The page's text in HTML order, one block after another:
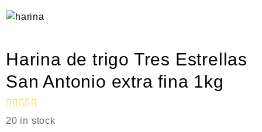
Harina de trigo Tres Estrellas
San Antonio extra fina 1kg
V
a
20 in stock